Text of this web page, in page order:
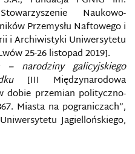
Naukowo-
Przemysłu Naftowego i
i Archiwistyki Uniwersytetu
25-26 listopad 2019].
– narodziny galicyjskiego
[III Międzynarodowa
dobie przemian polityczno-
Miasta na pograniczach”,
Jagiellońskiego,